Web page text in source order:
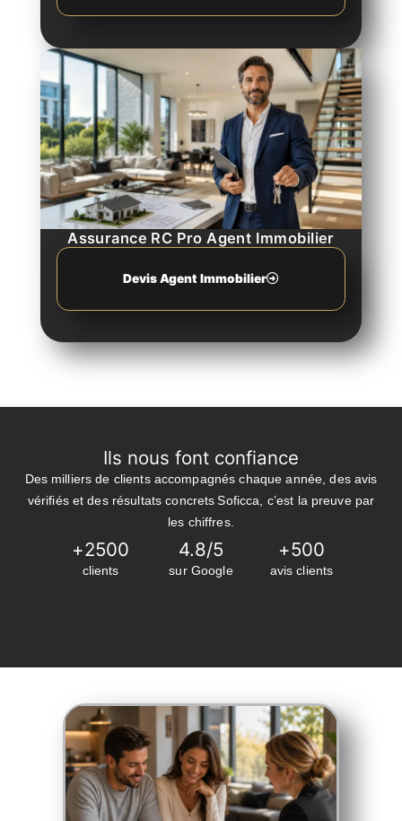
Assurance RC Pro Agent Immobilier
Devis Agent Immobilier
Ils nous font confiance
Des milliers de clients accompagnés chaque année, des avis
vérifiés et des résultats concrets Soficca, c’est la preuve par
les chiffres.
clients
+2500
sur Google
4.8/5
avis clients
+500